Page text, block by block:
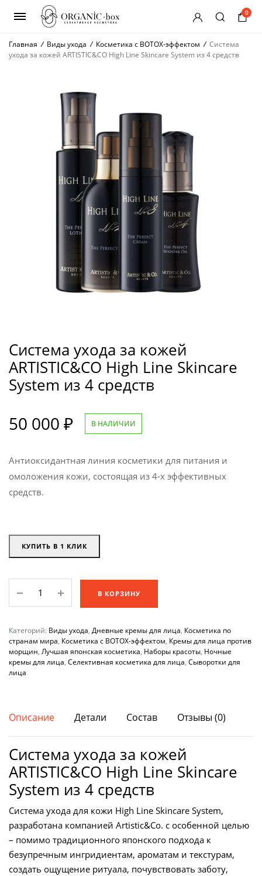
0
Главная / Виды ухода / Косметика с BOTOX-эффектом / Система
ухода за кожей ARTISTIC&CO High Line Skincare System из 4 средств
Система ухода за кожей
ARTISTIC&CO High Line Skincare
System из 4 средств
50 000 ₽ В НАЛИЧИИ
Антиоксидантная линия косметики для питания и
омоложения кожи, состоящая из 4-х эффективных
средств.
КУПИТЬ В 1 КЛИК
ухода
кожей
ARTISTIC&CO
High
Line
количество
В КОРЗИНУ
Категорий: Виды ухода, Дневные кремы для лица, Косметика по
странам мира, Косметика с BOTOX-эффектом, Кремы для лица против
морщин, Лучшая японская косметика, Наборы красоты, Ночные
кремы для лица, Селективная косметика для лица, Сыворотки для
лица
Описание Детали Состав Отзывы (0)
Система ухода за кожей
ARTISTIC&CO High Line Skincare
System из 4 средств
Система ухода для кожи High Line Skincare System,
разработана компанией Artistic&Co. с особенной целью
– помимо традиционного японского подхода к
безупречным ингридиентам, ароматам и текстурам,
создать ощущение ритуала, почувствовать заботу,